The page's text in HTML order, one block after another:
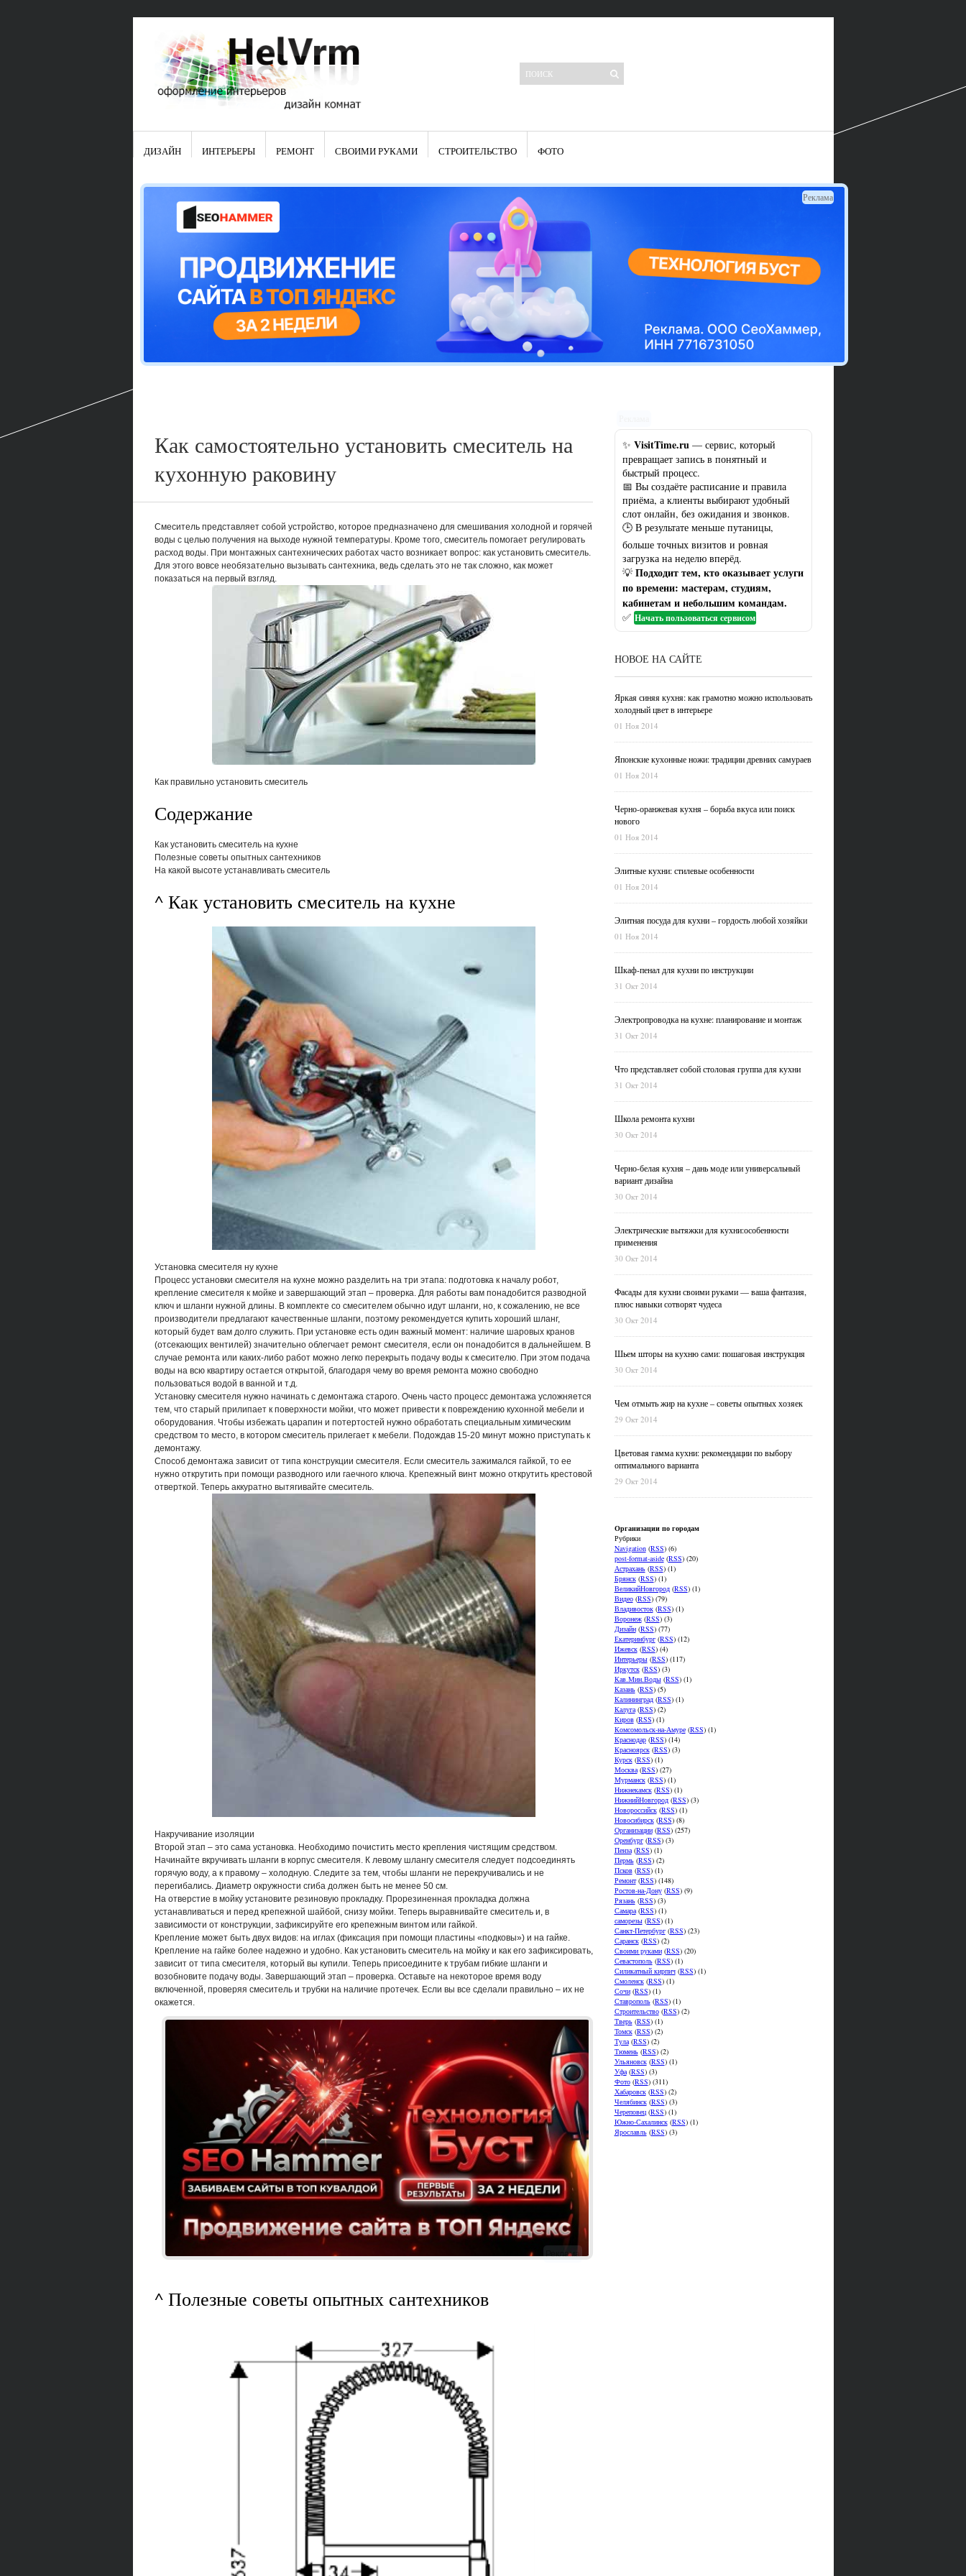
Свежие записи
Японские кухонные ножи: традиции древних самураев
Элитные кухни: стилевые особенности
Элитная посуда для кухни – гордость любой хозяйки
Шкаф-пенал для кухни по инструкции
Электропроводка на кухне: планирование и монтаж
Что представляет собой столовая группа для кухни
Школа ремонта кухни
Черно-белая кухня – дань моде или универсальный вариант дизайна
Электрические вытяжки для кухни:особенности применения
Фасады для кухни своими руками — ваша фантазия, плюс навыки
сотворят чудеса
Шьем шторы на кухню сами: пошаговая инструкция
Чем отмыть жир на кухне – советы опытных хозяек
Цветовая гамма кухни: рекомендации по выбору оптимального
ДИЗАЙН ИНТЕРЬЕРЫ РЕМОНТ СВОИМИ РУКАМИ СТРОИТЕЛЬСТВО ФОТО
Реклама
Как самостоятельно установить смеситель на
кухонную раковину
Смеситель представляет собой устройство, которое предназначено для смешивания холодной и горячей
воды с целью получения на выходе нужной температуры. Кроме того, смеситель помогает регулировать
расход воды. При монтажных сантехнических работах часто возникает вопрос: как установить смеситель.
Для этого вовсе необязательно вызывать сантехника, ведь сделать это не так сложно, как может
показаться на первый взгляд.
Как правильно установить смеситель
Содержание
Как установить смеситель на кухне
Полезные советы опытных сантехников
На какой высоте устанавливать смеситель
^ Как установить смеситель на кухне
Установка смесителя ну кухне
Процесс установки смесителя на кухне можно разделить на три этапа: подготовка к началу робот,
крепление смесителя к мойке и завершающий этап – проверка. Для работы вам понадобится разводной
ключ и шланги нужной длины. В комплекте со смесителем обычно идут шланги, но, к сожалению, не все
производители предлагают качественные шланги, поэтому рекомендуется купить хороший шланг,
который будет вам долго служить. При установке есть один важный момент: наличие шаровых кранов
(отсекающих вентилей) значительно облегчает ремонт смесителя, если он понадобится в дальнейшем. В
случае ремонта или каких-либо работ можно легко перекрыть подачу воды к смесителю. При этом подача
воды на всю квартиру остается открытой, благодаря чему во время ремонта можно свободно
пользоваться водой в ванной и т.д.
Установку смесителя нужно начинать с демонтажа старого. Очень часто процесс демонтажа усложняется
тем, что старый прилипает к поверхности мойки, что может привести к повреждению кухонной мебели и
оборудования. Чтобы избежать царапин и потертостей нужно обработать специальным химическим
средством то место, в котором смеситель прилегает к мебели. Подождав 15-20 минут можно приступать к
демонтажу.
Способ демонтажа зависит от типа конструкции смесителя. Если смеситель зажимался гайкой, то ее
нужно открутить при помощи разводного или гаечного ключа. Крепежный винт можно открутить крестовой
отверткой. Теперь аккуратно вытягивайте смеситель.
Накручивание изоляции
Второй этап – это сама установка. Необходимо почистить место крепления чистящим средством.
Начинайте вкручивать шланги в корпус смесителя. К левому шлангу смесителя следует подсоединять
горячую воду, а к правому – холодную. Следите за тем, чтобы шланги не перекручивались и не
перегибались. Диаметр окружности сгиба должен быть не менее 50 см.
На отверстие в мойку установите резиновую прокладку. Прорезиненная прокладка должна
устанавливаться и перед крепежной шайбой, снизу мойки. Теперь выравнивайте смеситель и, в
зависимости от конструкции, зафиксируйте его крепежным винтом или гайкой.
Крепление может быть двух видов: на иглах (фиксация при помощи пластины «подковы») и на гайке.
Крепление на гайке более надежно и удобно. Как установить смеситель на мойку и как его зафиксировать,
зависит от типа смесителя, который вы купили. Теперь присоедините к трубам гибкие шланги и
возобновите подачу воды. Завершающий этап – проверка. Оставьте на некоторое время воду
включенной, проверяя смеситель и трубки на наличие протечек. Если вы все сделали правильно – их не
окажется.
Реклама
^ Полезные советы опытных сантехников
✨ VisitTime.ru — сервис, который
превращает запись в понятный и
быстрый процесс.
📅 Вы создаёте расписание и правила
приёма, а клиенты выбирают удобный
слот онлайн, без ожидания и звонков.
🕒 В результате меньше путаницы,
больше точных визитов и ровная
загрузка на неделю вперёд.
💡 Подходит тем, кто оказывает услуги
по времени: мастерам, студиям,
кабинетам и небольшим командам.
✅ Начать пользоваться сервисом
НОВОЕ НА САЙТЕ
Яркая синяя кухня: как грамотно можно использовать
холодный цвет в интерьере
01 Ноя 2014
Японские кухонные ножи: традиции древних самураев
01 Ноя 2014
Черно-оранжевая кухня – борьба вкуса или поиск
нового
01 Ноя 2014
Элитные кухни: стилевые особенности
01 Ноя 2014
Элитная посуда для кухни – гордость любой хозяйки
01 Ноя 2014
Шкаф-пенал для кухни по инструкции
31 Окт 2014
Электропроводка на кухне: планирование и монтаж
31 Окт 2014
Что представляет собой столовая группа для кухни
31 Окт 2014
Школа ремонта кухни
30 Окт 2014
Черно-белая кухня – дань моде или универсальный
вариант дизайна
30 Окт 2014
Электрические вытяжки для кухни:особенности
применения
30 Окт 2014
Фасады для кухни своими руками — ваша фантазия,
плюс навыки сотворят чудеса
30 Окт 2014
Шьем шторы на кухню сами: пошаговая инструкция
30 Окт 2014
Чем отмыть жир на кухне – советы опытных хозяек
29 Окт 2014
Цветовая гамма кухни: рекомендации по выбору
оптимального варианта
29 Окт 2014
Организации по городам
Рубрики
Navigation(RSS) (6)
post-format-aside(RSS) (20)
Астрахань(RSS) (1)
Брянск(RSS) (1)
ВеликийНовгород(RSS) (1)
Видео(RSS) (79)
Владивосток(RSS) (1)
Воронеж(RSS) (3)
Дизайн(RSS) (77)
Екатеринбург(RSS) (12)
Ижевск(RSS) (4)
Интерьеры(RSS) (117)
Иркутск(RSS) (3)
Кав.Мин.Воды(RSS) (1)
Казань(RSS) (5)
Калининград(RSS) (1)
Калуга(RSS) (2)
Киров(RSS) (1)
Комсомольск-на-Амуре(RSS) (1)
Краснодар(RSS) (14)
Красноярск(RSS) (3)
Курск(RSS) (1)
Москва(RSS) (27)
Мурманск(RSS) (1)
Нижнекамск(RSS) (1)
НижнийНовгород(RSS) (3)
Новороссийск(RSS) (1)
Новосибирск(RSS) (8)
Организации(RSS) (257)
Оренбург(RSS) (3)
Пенза(RSS) (1)
Пермь(RSS) (2)
Псков(RSS) (1)
Ремонт(RSS) (148)
Ростов-на-Дону(RSS) (9)
Рязань(RSS) (3)
Самара(RSS) (1)
саморезы(RSS) (1)
Санкт-Петербург(RSS) (23)
Саранск(RSS) (2)
Своими руками(RSS) (20)
Севастополь(RSS) (1)
Силикатный кирпич(RSS) (1)
Смоленск(RSS) (1)
Сочи(RSS) (1)
Ставрополь(RSS) (1)
Строительство(RSS) (2)
Тверь(RSS) (1)
Томск(RSS) (2)
Тула(RSS) (2)
Тюмень(RSS) (2)
Ульяновск(RSS) (1)
Уфа(RSS) (3)
Фото(RSS) (311)
Хабаровск(RSS) (2)
Челябинск(RSS) (3)
Череповец(RSS) (1)
Южно-Сахалинск(RSS) (1)
Ярославль(RSS) (3)